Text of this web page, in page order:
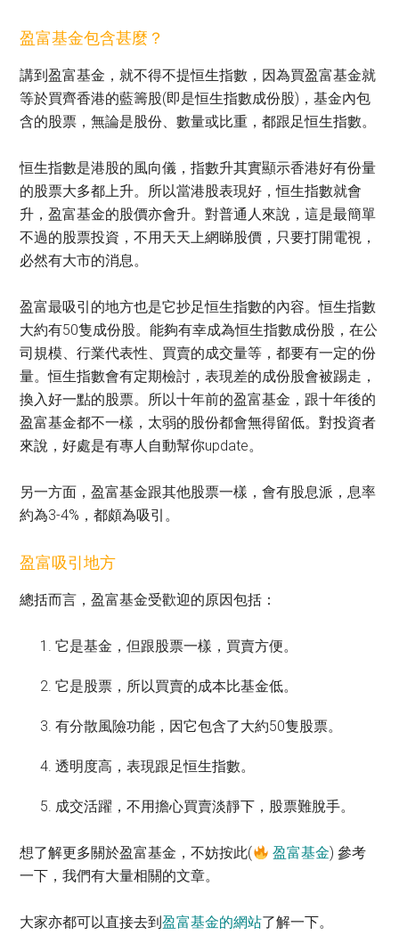
盈富基金包含甚麼？
講到盈富基金，就不得不提恒生指數，因為買盈富基金就
等於買齊香港的藍籌股(即是恒生指數成份股)，基金內包
含的股票，無論是股份、數量或比重，都跟足恒生指數。
恒生指數是港股的風向儀，指數升其實顯示香港好有份量
的股票大多都上升。所以當港股表現好，恒生指數就會
升，盈富基金的股價亦會升。對普通人來說，這是最簡單
不過的股票投資，不用天天上網睇股價，只要打開電視，
必然有大市的消息。
盈富最吸引的地方也是它抄足恒生指數的內容。恒生指數
大約有50隻成份股。能夠有幸成為恒生指數成份股，在公
司規模、行業代表性、買賣的成交量等，都要有一定的份
量。恒生指數會有定期檢討，表現差的成份股會被踢走，
換入好一點的股票。所以十年前的盈富基金，跟十年後的
盈富基金都不一樣，太弱的股份都會無得留低。對投資者
來說，好處是有專人自動幫你update。
另一方面，盈富基金跟其他股票一樣，會有股息派，息率
約為3-4%，都頗為吸引。
盈富吸引地方
總括而言，盈富基金受歡迎的原因包括：
它是基金，但跟股票一樣，買賣方便。
它是股票，所以買賣的成本比基金低。
有分散風險功能，因它包含了大約50隻股票。
透明度高，表現跟足恒生指數。
成交活躍，不用擔心買賣淡靜下，股票難脫手。
想了解更多關於盈富基金，不妨按此( 盈富基金) 參考
一下，我們有大量相關的文章。
大家亦都可以直接去到盈富基金的網站了解一下。